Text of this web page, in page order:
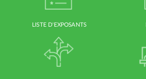
LISTE D'EXPOSANTS